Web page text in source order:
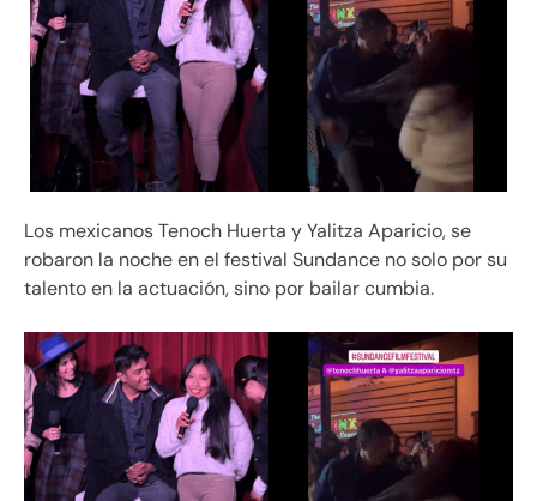
Los mexicanos Tenoch Huerta y Yalitza Aparicio, se
robaron la noche en el festival Sundance no solo por su
talento en la actuación, sino por bailar cumbia.